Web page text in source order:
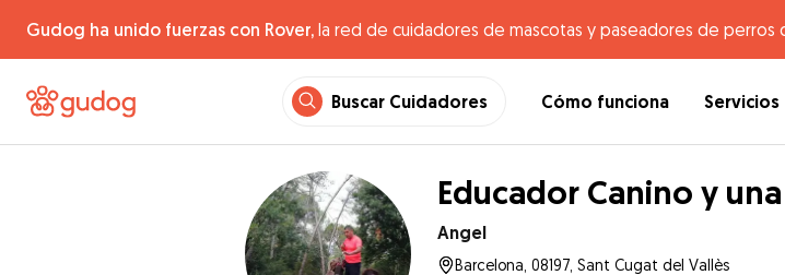
Gudog ha unido fuerzas con Rover, la red de cuidadores de mascotas y paseadores de perros
Buscar Cuidadores Cómo funciona Servicios
Educador Canino y
Angel
Barcelona, 08197, Sant Cugat del Vallès